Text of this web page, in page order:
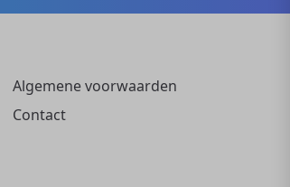
Algemene voorwaarden
Contact